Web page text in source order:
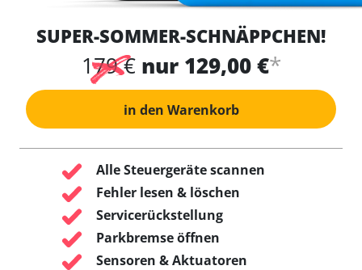
SUPER-SOMMER-SCHNÄPPCHEN!
179 € nur 129,00 €*
in den Warenkorb
Alle Steuergeräte scannen
Fehler lesen & löschen
Servicerückstellung
Parkbremse öffnen
Sensoren & Aktuatoren